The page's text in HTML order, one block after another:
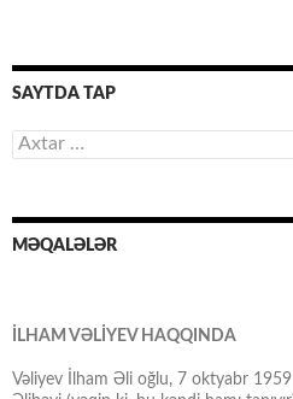
SAYTDA TAP
Axtarış:
MƏQALƏLƏR
İLHAM VƏLİYEV HAQQINDA
Vəliyev İlham Əli oğlu, 7 oktyabr